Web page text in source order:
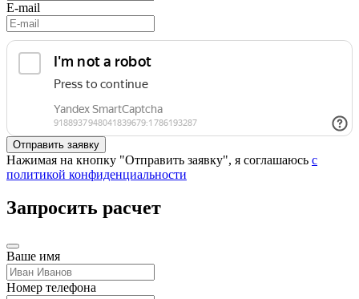
E-mail
Нажимая на кнопку "Отправить заявку", я соглашаюсь с
политикой конфиденциальности
Запросить расчет
Ваше имя
Номер телефона